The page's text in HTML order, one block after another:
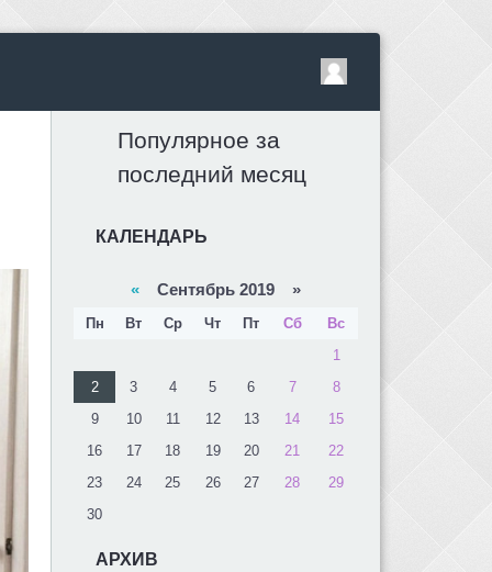
Популярное за
последний месяц
КАЛЕНДАРЬ
« Сентябрь 2019 »
Пн Вт Ср Чт Пт Сб
Вс
1
2
3 4 5 6 7
8
9
10 11 12 13 14
15
16
17 18 19 20 21
22
23
24 25 26 27 28
29
30
АРХИВ